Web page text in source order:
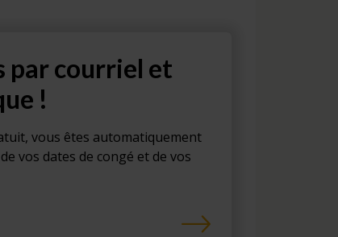
par courriel et
!
vous êtes automatiquement
vos dates de congé et de vos